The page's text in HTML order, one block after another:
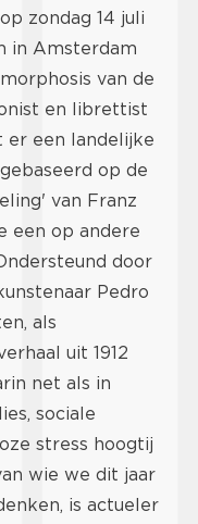
zondag 14 juli
in Amsterdam
van de
en librettist
er een landelijke
op de
van Franz
een op andere
door
Pedro
als
uit 1912
net als in
sociale
stress hoogtij
wie we dit jaar
is actueler